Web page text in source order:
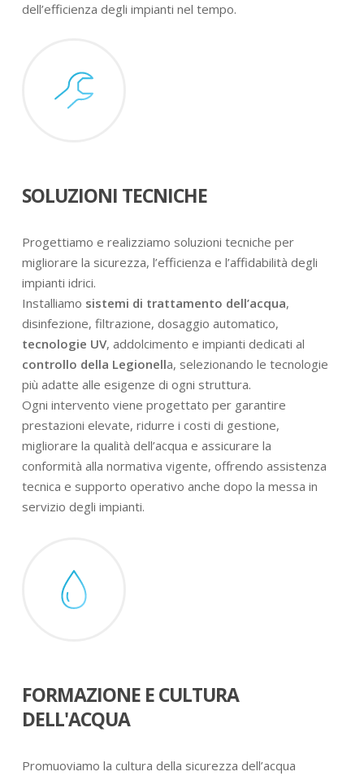
dell’efficienza degli impianti nel tempo.
SOLUZIONI TECNICHE
Progettiamo e realizziamo soluzioni tecniche per
migliorare la sicurezza, l’efficienza e l’affidabilità degli
impianti idrici.
Installiamo sistemi di trattamento dell’acqua,
disinfezione, filtrazione, dosaggio automatico,
tecnologie UV, addolcimento e impianti dedicati al
controllo della Legionella, selezionando le tecnologie
più adatte alle esigenze di ogni struttura.
Ogni intervento viene progettato per garantire
prestazioni elevate, ridurre i costi di gestione,
migliorare la qualità dell’acqua e assicurare la
conformità alla normativa vigente, offrendo assistenza
tecnica e supporto operativo anche dopo la messa in
servizio degli impianti.
FORMAZIONE E CULTURA
DELL'ACQUA
Promuoviamo la cultura della sicurezza dell’acqua